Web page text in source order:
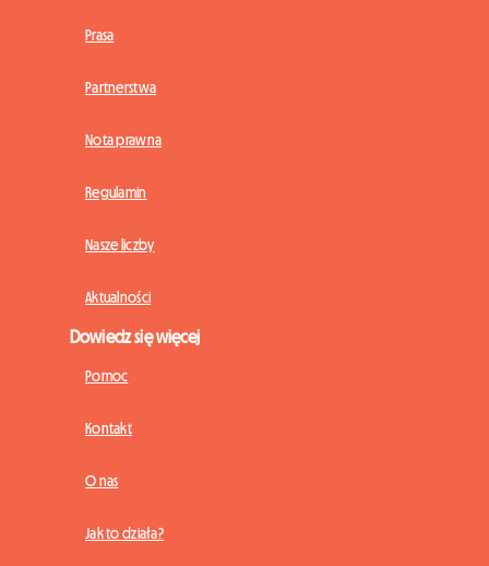
Prasa
Partnerstwa
Nota prawna
Regulamin
Nasze liczby
Aktualności
Dowiedz się więcej
Pomoc
Kontakt
O nas
Jak to działa?